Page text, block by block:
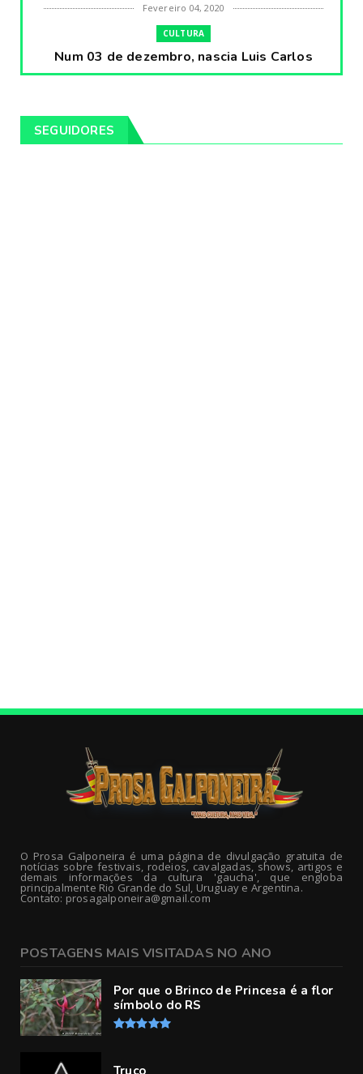
Fevereiro 04, 2020
CULTURA
Num 03 de dezembro, nascia Luis Carlos
Prestes, o Cavaleiro ...
Pintores da Temática Gauchesca - parte
SEGUIDORES
O Prosa Galponeira é uma página de divulgação gratuita de
notícias sobre festivais, rodeios, cavalgadas, shows, artigos e
demais informações da cultura 'gaucha', que engloba
principalmente Rio Grande do Sul, Uruguay e Argentina.
Contato: prosagalponeira@gmail.com
POSTAGENS MAIS VISITADAS NO ANO
Por que o Brinco de Princesa é a flor
símbolo do RS